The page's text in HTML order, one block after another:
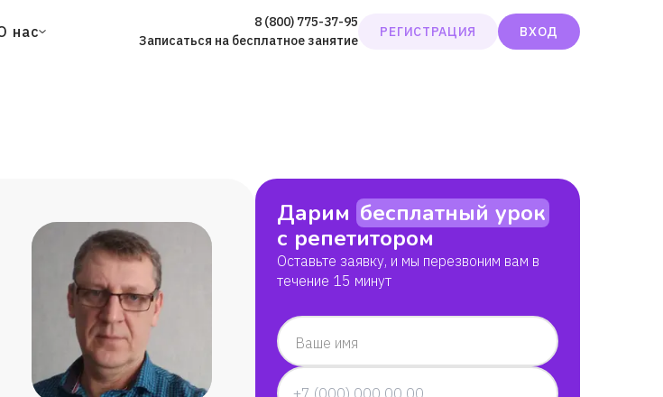
нас
8 (800) 775-37-95
Записаться на бесплатное занятие
РЕГИСТРАЦИЯ ВХОД
Дарим бесплатный урок
с репетитором
Оставьте заявку, и мы перезвоним вам в
течение 15 минут
Ваше имя